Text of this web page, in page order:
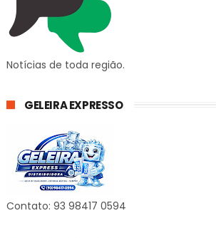
Notícias de toda região.
GELEIRA EXPRESSO
Contato: 93 98417 0594